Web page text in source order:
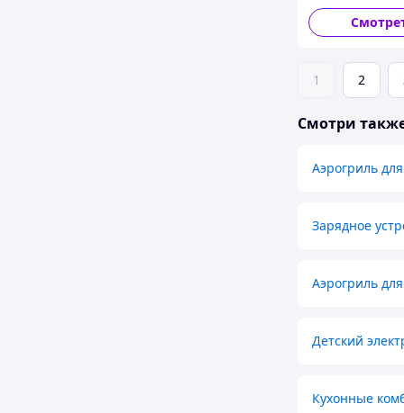
1 2
Смотри
Аэрогриль
Зарядное
Аэрогриль
Детский
Кухонные